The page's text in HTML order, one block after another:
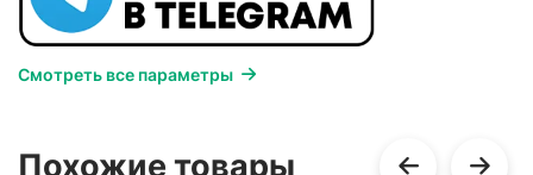
Смотреть все параметры
Похожие товары